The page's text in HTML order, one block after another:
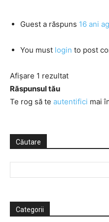
Guest a răspuns 16 ani
You must login to post
Afișare 1 rezultat
Răspunsul tău
Te rog să te autentifici mai
Căutare
Categorii